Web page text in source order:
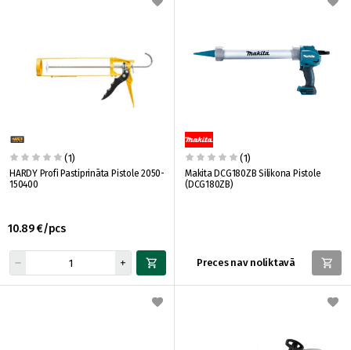
(1)
HARDY Profi Pastiprināta Pistole 2050-
150400
10.89 €/pcs
(1)
Makita DCG180ZB Silikona Pistole
(DCG180ZB)
Preces nav noliktavā